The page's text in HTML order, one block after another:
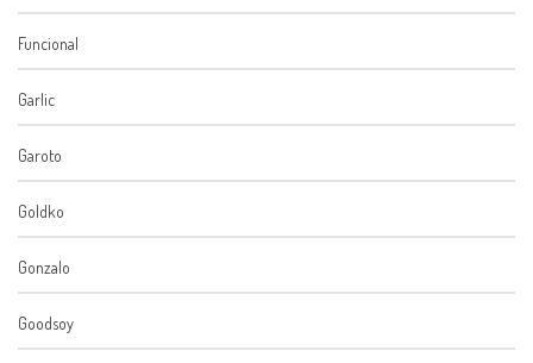
Funcional
Garlic
Garoto
Goldko
Gonzalo
Goodsoy